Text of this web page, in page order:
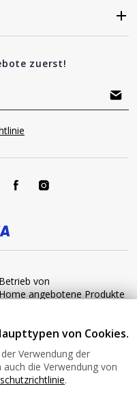
zuerst!
von
angebotene Produkte
Bestätigung an diese
rueckgabebedingungen-
uns in Verbindung setzen:
Info@savashome.at
von Cookies.
Verwendung der
die Verwendung von
.